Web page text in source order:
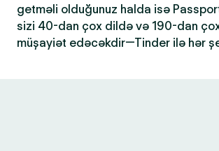
getməli olduğunuz halda isə
sizi 40-dan çox dildə və 190-dan
müşayiət edəcəkdir—Tinder ilə hər